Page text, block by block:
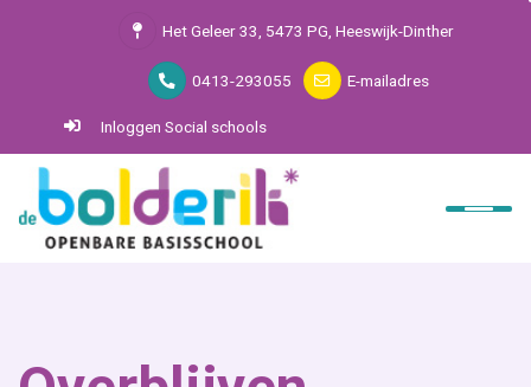
Het Geleer 33, 5473 PG, Heeswijk-Dinther
0413-293055 E-mailadres
Inloggen Social schools
Home
De Bolderik